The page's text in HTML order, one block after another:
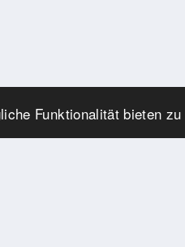
Funktionalität bieten zu